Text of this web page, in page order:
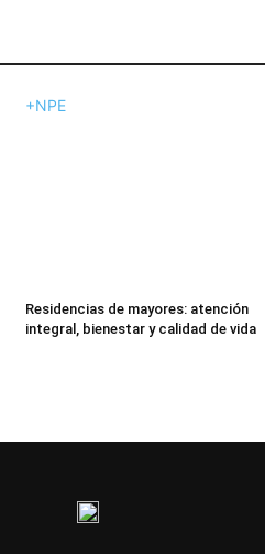
+NPE
Residencias de mayores: atención
integral, bienestar y calidad de vida